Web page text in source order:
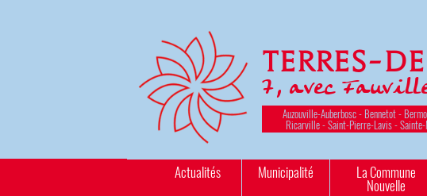
Terres-
7, avec
Auzouville-Auberbosc - Bennetot -
Ricarville - Saint-Pierre-Lavis -
Actualités Municipalité La Commune
Nouvelle